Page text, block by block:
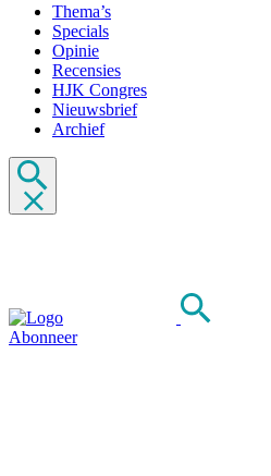
Thema’s
Specials
Opinie
Recensies
HJK Congres
Nieuwsbrief
Archief
Abonneer